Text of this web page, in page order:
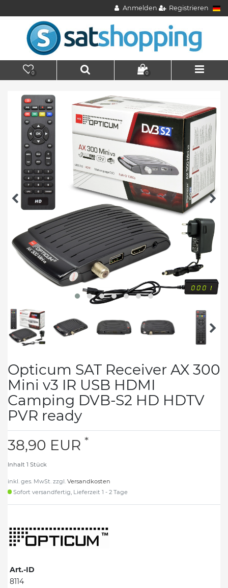
Anmelden Registrieren
0 0
Opticum SAT Receiver AX 300
Mini v3 IR USB HDMI
Camping DVB-S2 HD HDTV
PVR ready
38,90 EUR *
Inhalt 1 Stück
inkl. ges. MwSt. zzgl. Versandkosten
Sofort versandfertig, Lieferzeit 1 - 2 Tage
Art.-ID
8114